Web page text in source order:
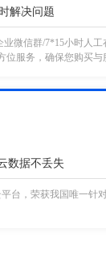
解决问题
业微信群/7*15小时人
位服务，确保您购买与
数据不丢失
台，荣获我国唯一针